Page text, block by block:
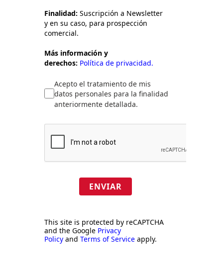
Finalidad: Suscripción a Newsletter
y en su caso, para prospección
comercial.
Más información y
derechos: Política de privacidad.
Acepto el tratamiento de mis
datos personales para la finalidad
anteriormente detallada.
ENVIAR
This site is protected by reCAPTCHA
and the Google Privacy
Policy and Terms of Service apply.